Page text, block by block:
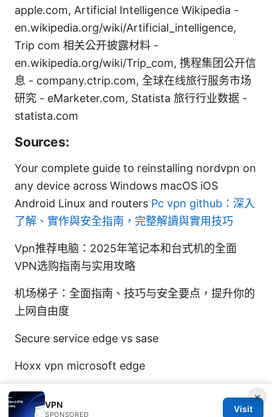
apple.com, Artificial Intelligence Wikipedia -
en.wikipedia.org/wiki/Artificial_intelligence,
Trip com 相关公开披露材料 -
en.wikipedia.org/wiki/Trip_com, 携程集团公开信
息 - company.ctrip.com, 全球在线旅行服务市场
研究 - eMarketer.com, Statista 旅行行业数据 -
statista.com
Sources:
Your complete guide to reinstalling nordvpn on
any device across Windows macOS iOS
Android Linux and routers Pc vpn github：深入
了解、實作與安全指南，完整解讀與實用技巧
Vpn推荐电脑：2025年笔记本和台式机的全面
VPN选购指南与实用攻略
机场梯子：全面指南、技巧与安全要点，提升你的
上网自由度
Secure service edge vs sase
Hoxx vpn microsoft edge
×
VPN
SPONSORED
Visit